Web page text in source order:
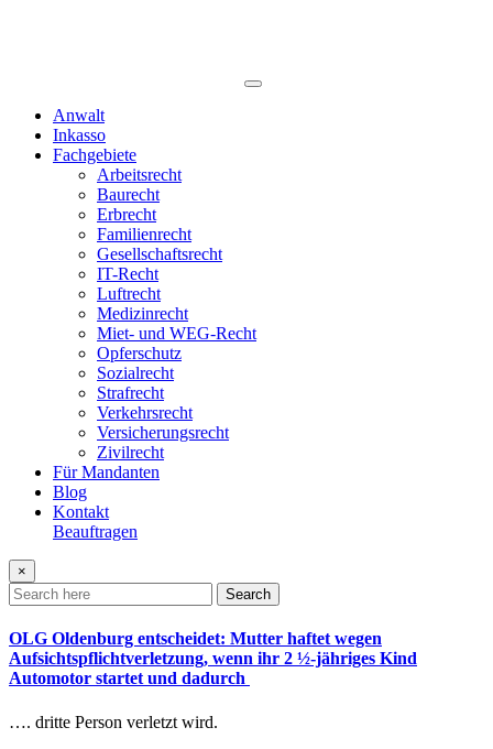
Anwalt
Inkasso
Fachgebiete
Arbeitsrecht
Baurecht
Erbrecht
Familienrecht
Gesellschaftsrecht
IT-Recht
Luftrecht
Medizinrecht
Miet- und WEG-Recht
Opferschutz
Sozialrecht
Strafrecht
Verkehrsrecht
Versicherungsrecht
Zivilrecht
Für Mandanten
Blog
Kontakt
Beauftragen
×
Search
OLG Oldenburg entscheidet: Mutter haftet wegen
Aufsichtspflichtverletzung, wenn ihr 2 ½-jähriges Kind
Automotor startet und dadurch
…. dritte Person verletzt wird.